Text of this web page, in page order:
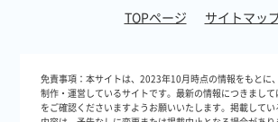
TOPページ サイトマッ
免責事項： 本サイトは、2023年10月時点の情報をもとに
制作・運営しているサイトです。最新の情報につきまし
をご確認くださいますようお願いいたします。掲載して